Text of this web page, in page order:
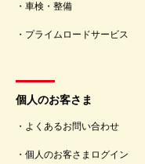
車検・整備
プライムロードサービス
個人のお客さま
よくあるお問い合わせ
個人のお客さまログイン